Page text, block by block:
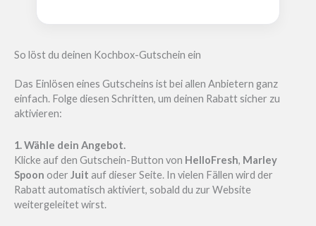
So löst du deinen Kochbox-Gutschein ein
Das Einlösen eines Gutscheins ist bei allen Anbietern ganz
einfach. Folge diesen Schritten, um deinen Rabatt sicher zu
aktivieren:
1. Wähle dein Angebot.
Klicke auf den Gutschein-Button von HelloFresh, Marley
Spoon oder Juit auf dieser Seite. In vielen Fällen wird der
Rabatt automatisch aktiviert, sobald du zur Website
weitergeleitet wirst.